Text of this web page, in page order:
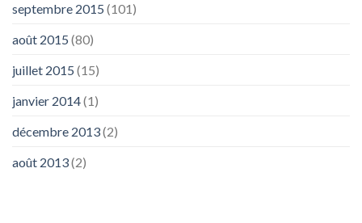
septembre 2015 (101)
août 2015 (80)
juillet 2015 (15)
janvier 2014(1)
décembre 2013(2)
août 2013(2)